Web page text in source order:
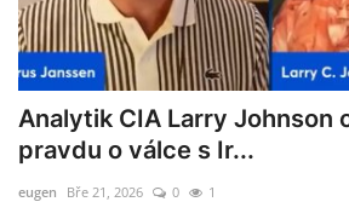
Analytik CIA Larry Johnson
pravdu o válce s Ir...
eugen Bře 21, 2026 0 1